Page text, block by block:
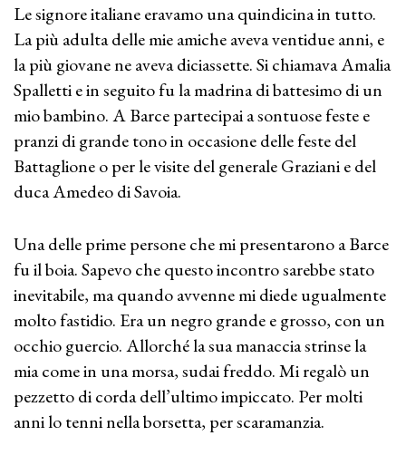
Le signore italiane eravamo una quindicina in tutto.
La più adulta delle mie amiche aveva ventidue anni, e
la più giovane ne aveva diciassette. Si chiamava Amalia
Spalletti e in seguito fu la madrina di battesimo di un
mio bambino. A Barce partecipai a sontuose feste e
pranzi di grande tono in occasione delle feste del
Battaglione o per le visite del generale Graziani e del
duca Amedeo di Savoia.
Una delle prime persone che mi presentarono a Barce
fu il boia. Sapevo che questo incontro sarebbe stato
inevitabile, ma quando avvenne mi diede ugualmente
molto fastidio. Era un negro grande e grosso, con un
occhio guercio. Allorché la sua manaccia strinse la
mia come in una morsa, sudai freddo. Mi regalò un
pezzetto di corda dell’ultimo impiccato. Per molti
anni lo tenni nella borsetta, per scaramanzia.